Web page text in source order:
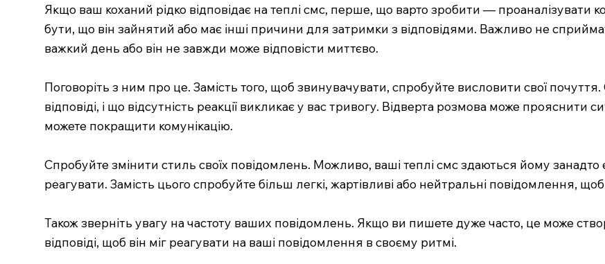
Якщо ваш коханий рідко відповідає на теплі смс, перше, що варто зробити — проаналізувати
бути, що він зайнятий або має інші причини для затримки з відповідями. Важливо не
важкий день або він не завжди може відповісти миттєво.
Поговоріть з ним про це. Замість того, щоб звинувачувати, спробуйте висловити свої
відповіді, і що відсутність реакції викликає у вас тривогу. Відверта розмова може прояснити
можете покращити комунікацію.
Спробуйте змінити стиль своїх повідомлень. Можливо, ваші теплі смс здаються йому занадто
реагувати. Замість цього спробуйте більш легкі, жартівливі або нейтральні повідомлення,
Також зверніть увагу на частоту ваших повідомлень. Якщо ви пишете дуже часто, це може
відповіді, щоб він міг реагувати на ваші повідомлення в своєму ритмі.